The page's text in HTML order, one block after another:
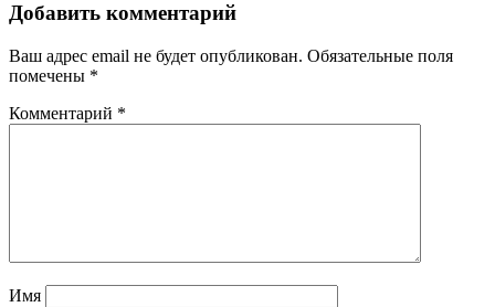
Добавить комментарий
Ваш адрес email не будет опубликован. Обязательные поля
помечены *
Комментарий *
Имя